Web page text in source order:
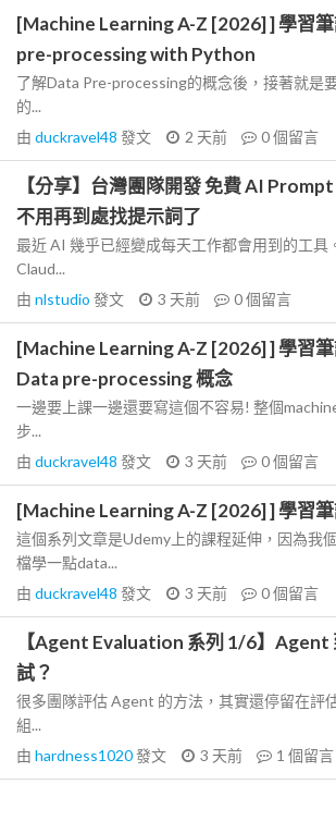
[Machine Learning A-Z [2026] ] 學習
pre-processing with Python
了解Data Pre-processing的概念後，接著就是
的...
由 duckravel48 發文 2 天前 0個留言
【分享】台灣團隊開發 免費 AI
不用再到處找提示詞了
最近 AI 幾乎已經變成每天工作都會用到的工具
Claud...
由 nlstudio 發文 3 天前 0個留言
[Machine Learning A-Z [2026] ] 學習
Data pre-processing 概念
一邊要上課一邊還要寫這個不容易! 整個
步...
由 duckravel48 發文 3 天前 0個留言
[Machine Learning A-Z [2026] ] 學習
這個系列文章是Udemy上的課程延伸，因為我
檔學一點data...
由 duckravel48 發文 3 天前 0個留言
【Agent Evaluation 系列 1/6】Agent
試？
很多團隊評估 Agent 的方法，其實還停留在評
組...
由 hardness1020發文 3 天前 1 個留言